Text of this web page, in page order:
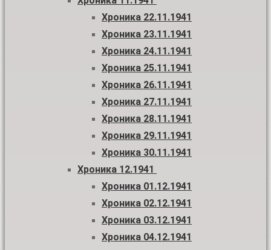
Хроника 22.11.1941
Хроника 23.11.1941
Хроника 24.11.1941
Хроника 25.11.1941
Хроника 26.11.1941
Хроника 27.11.1941
Хроника 28.11.1941
Хроника 29.11.1941
Хроника 30.11.1941
Хроника 12.1941
Хроника 01.12.1941
Хроника 02.12.1941
Хроника 03.12.1941
Хроника 04.12.1941